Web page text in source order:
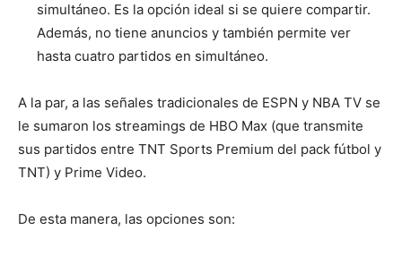
simultáneo. Es la opción ideal si se quiere compartir.
Además, no tiene anuncios y también permite ver
hasta cuatro partidos en simultáneo.
A la par, a las señales tradicionales de ESPN y NBA TV se
le sumaron los streamings de HBO Max (que transmite
sus partidos entre TNT Sports Premium del pack fútbol y
TNT) y Prime Video.
De esta manera, las opciones son: